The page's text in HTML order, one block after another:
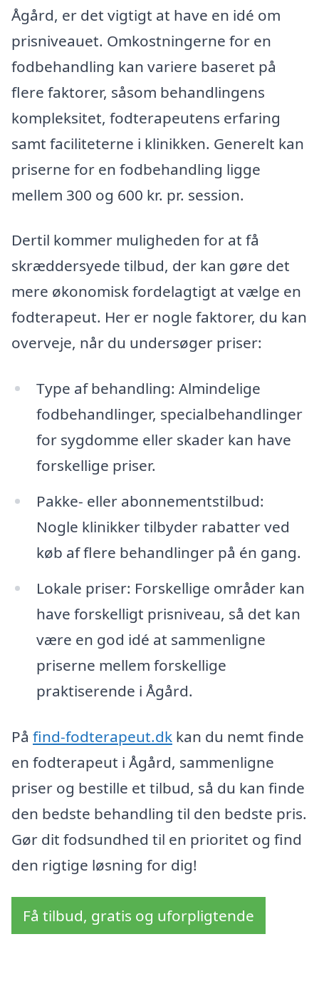
Ågård, er det vigtigt at have en idé om
prisniveauet. Omkostningerne for en
fodbehandling kan variere baseret på
flere faktorer, såsom behandlingens
kompleksitet, fodterapeutens erfaring
samt faciliteterne i klinikken. Generelt kan
priserne for en fodbehandling ligge
mellem 300 og 600 kr. pr. session.
Dertil kommer muligheden for at få
skræddersyede tilbud, der kan gøre det
mere økonomisk fordelagtigt at vælge en
fodterapeut. Her er nogle faktorer, du kan
overveje, når du undersøger priser:
Type af behandling: Almindelige
fodbehandlinger, specialbehandlinger
for sygdomme eller skader kan have
forskellige priser.
Pakke- eller abonnementstilbud:
Nogle klinikker tilbyder rabatter ved
køb af flere behandlinger på én gang.
Lokale priser: Forskellige områder kan
have forskelligt prisniveau, så det kan
være en god idé at sammenligne
priserne mellem forskellige
praktiserende i Ågård.
På find-fodterapeut.dk kan du nemt finde
en fodterapeut i Ågård, sammenligne
priser og bestille et tilbud, så du kan finde
den bedste behandling til den bedste pris.
Gør dit fodsundhed til en prioritet og find
den rigtige løsning for dig!
Få tilbud, gratis og uforpligtende